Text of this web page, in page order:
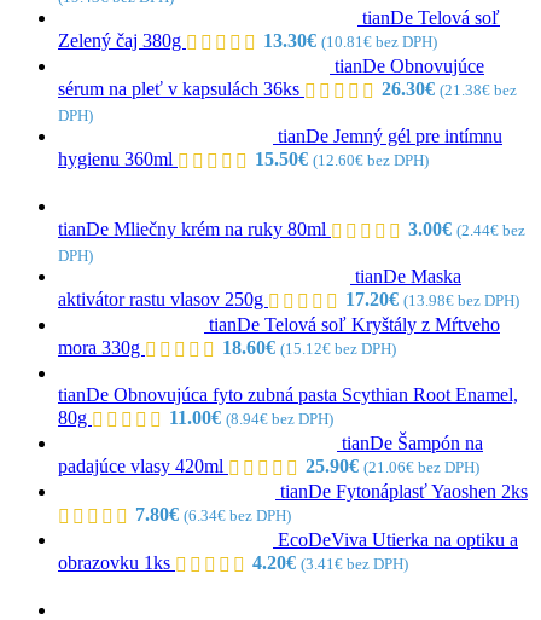
tianDe Telová soľ
Zelený čaj 380g
13.30€ (10.81 € bez DPH)
tianDe Obnovujúce
sérum na pleť v kapsulách 36ks
26.30€ (21.38€ bez
DPH)
tianDe Jemný gél pre intímnu
hygienu 360ml
15.50€ (12.60€ bez DPH)
tianDe Mliečny krém na ruky 80ml 3.00€ (2.44€ bez
DPH)
tianDe Maska
aktivátor rastu vlasov 250g
17.20€ (13.98€ bez DPH)
tianDe Telová soľ Kryštály z Mŕtveho
mora 330g
18.60€ (15.12€ bez DPH)
tianDe Obnovujúca fyto zubná pasta Scythian Root Enamel,
80g
11.00€ (8.94€ bez DPH)
tianDe Šampón na
padajúce vlasy 420ml
25.90€ (21.06€ bez DPH)
tianDe Fytonáplasť Yaoshen 2ks
7.80€ (6.34€ bez DPH)
EcoDeViva Utierka na optiku a
obrazovku 1ks
4.20€ (3.41 € bez DPH)